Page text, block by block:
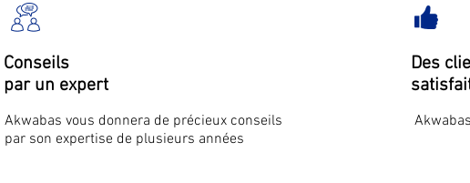
Conseils
par un expert
Akwabas vous donnera de précieux conseils
par son expertise de plusieurs années
Des